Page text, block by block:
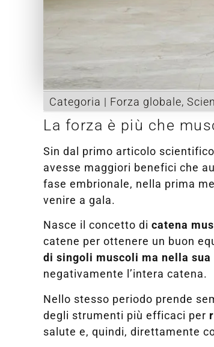
Categoria | Forza globale,
La forza è più che
Sin dal primo articolo
avesse maggiori benefici che
fase embrionale, nella prima
venire a gala.
Nasce il concetto di catena
catene per ottenere un buon
di singoli muscoli ma nella
negativamente l’intera catena.
Nello stesso periodo prende
degli strumenti più efficaci per
salute e, quindi, direttamente